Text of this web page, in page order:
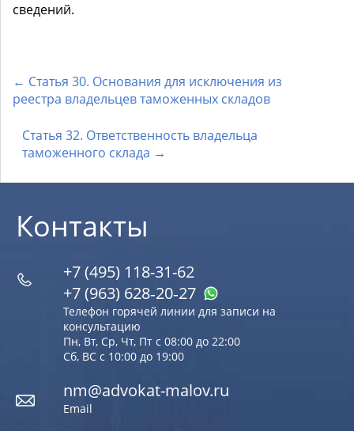
сведений.
← Статья 30. Основания для исключения из
реестра владельцев таможенных складов
Статья 32. Ответственность владельца
таможенного склада →
Контакты
+7 (495) 118-31-62
+7 (963) 628‑20‑27
Телефон горячей линии для записи на
консультацию
Пн, Вт, Ср, Чт, Пт с 08:00 до 22:00
Сб, ВС с 10:00 до 19:00
nm@advokat-malov.ru
Email